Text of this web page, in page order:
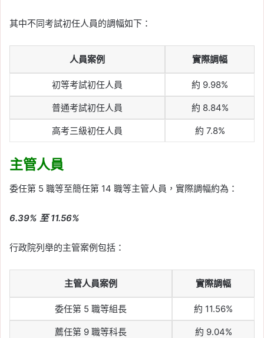
其中不同考試初任人員的調幅如下：
人員案例 實際調幅
初等考試初任人員 約 9.98%
普通考試初任人員 約 8.84%
高考三級初任人員 約 7.8%
主管人員
委任第 5 職等至簡任第 14 職等主管人員，實際調幅約為：
6.39% 至 11.56%
行政院列舉的主管案例包括：
主管人員案例 實際調幅
委任第 5 職等組長 約 11.56%
薦任第 9 職等科長 約 9.04%